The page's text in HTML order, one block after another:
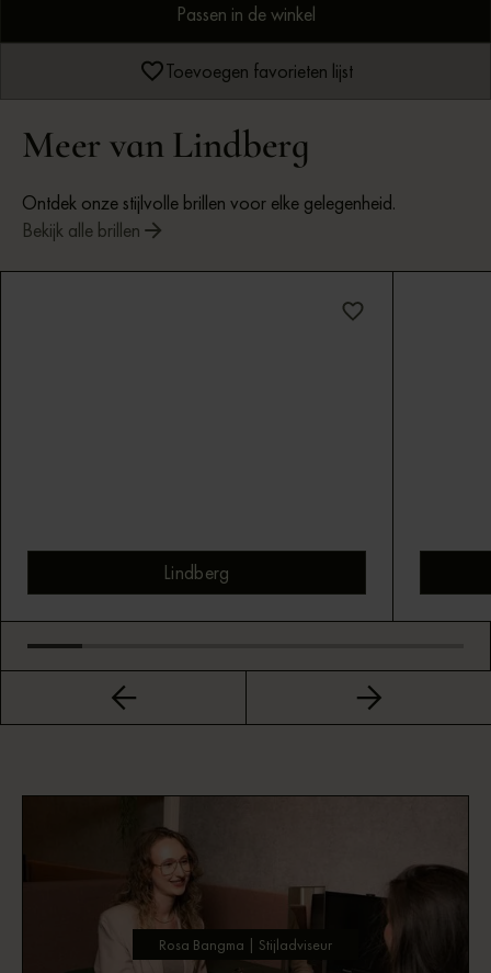
Passen in de winkel
Toevoegen favorieten lijst
Meer van Lindberg
Ontdek onze stijlvolle brillen voor elke gelegenheid.
Bekijk alle brillen
Lindberg
Bekijk montuur
Rosa Bangma | Stijladviseur